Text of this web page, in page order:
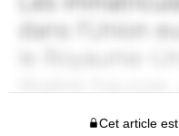
Cet article